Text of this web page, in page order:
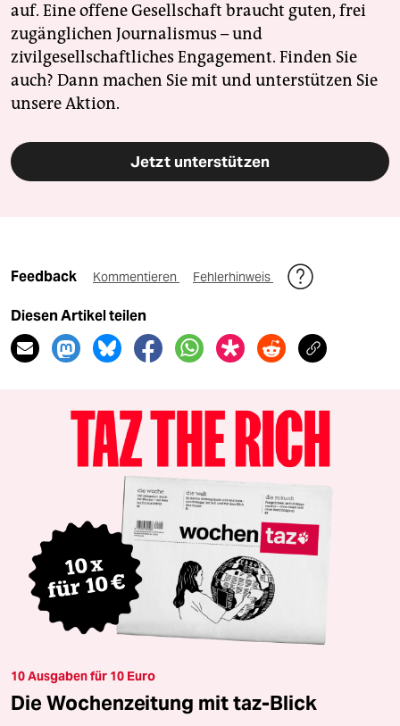
auf. Eine offene Gesellschaft braucht guten, frei
zugänglichen Journalismus – und
zivilgesellschaftliches Engagement. Finden Sie
auch? Dann machen Sie mit und unterstützen Sie
unsere Aktion.
Jetzt unterstützen
Feedback Kommentieren Fehlerhinweis
Diesen Artikel teilen
10 Ausgaben für 10 Euro
Die Wochenzeitung mit taz-Blick